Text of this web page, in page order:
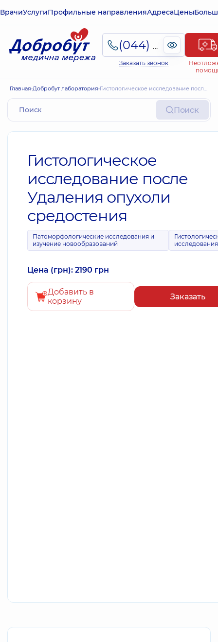
ВрачиУслугиПрофильные направленияАдресаЦены
(044) 495-2-888
Заказать звонок
Главная Добробут лаборатория Гистологическое исследование после Удаления опухоли средостения
Поиск
Гистологическое
исследование после
Удаления опухоли
средостения
Патоморфологические исследования и
изучение новообразований
исследования
Цена (грн): 2190 грн
Добавить в
корзину
Заказать